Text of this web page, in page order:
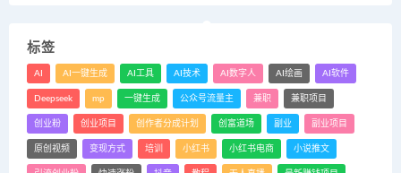
标签
AI AI一键生成 AI工具 AI技术 AI数字人 AI绘画 AI软件
Deepseek mp 一键生成 公众号流量主 兼职 兼职项目
创业粉 创业项目 创作者分成计划 创富道场 副业 副业项目
原创视频 变现方式 培训 小红书 小红书电商 小说推文